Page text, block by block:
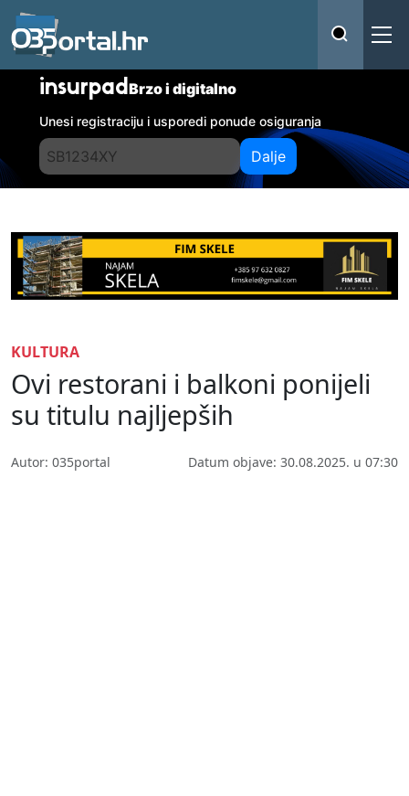
insurpadBrzo i digitalno
Unesi registraciju i usporedi ponude osiguranja
Dalje
KULTURA
Ovi restorani i balkoni ponijeli
su titulu najljepših
Autor: 035portal Datum objave: 30.08.2025. u 07:30